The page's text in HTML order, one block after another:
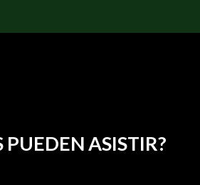
PUEDEN ASISTIR?